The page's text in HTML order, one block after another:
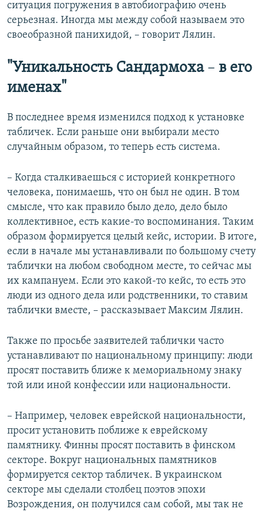
ситуация погружения в автобиографию очень
серьезная. Иногда мы между собой называем это
своеобразной панихидой, – говорит Лялин.
"Уникальность Сандармоха – в его
именах"
В последнее время изменился подход к установке
табличек. Если раньше они выбирали место
случайным образом, то теперь есть система.
– Когда сталкиваешься с историей конкретного
человека, понимаешь, что он был не один. В том
смысле, что как правило было дело, дело было
коллективное, есть какие-то воспоминания. Таким
образом формируется целый кейс, истории. В итоге,
если в начале мы устанавливали по большому счету
таблички на любом свободном месте, то сейчас мы
их кампануем. Если это какой-то кейс, то есть это
люди из одного дела или родственники, то ставим
таблички вместе, – рассказывает Максим Лялин.
Также по просьбе заявителей таблички часто
устанавливают по национальному принципу: люди
просят поставить ближе к мемориальному знаку
той или иной конфессии или национальности.
– Например, человек еврейской национальности,
просит установить поближе к еврейскому
памятнику. Финны просят поставить в финском
секторе. Вокруг национальных памятников
формируется сектор табличек. В украинском
секторе мы сделали столбец поэтов эпохи
Возрождения, он получился сам собой, мы так не